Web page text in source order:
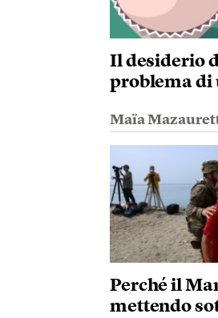
Il desiderio
problema di
Maïa
Perché il
mettendo